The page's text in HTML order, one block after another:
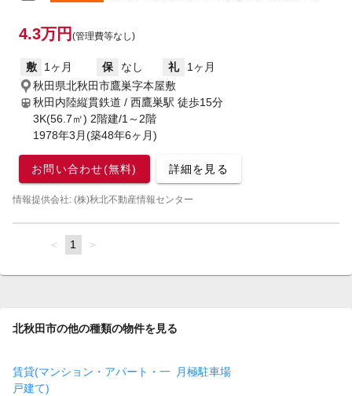
4.3万円 (管理費等なし)
敷 1ヶ月 保 なし 礼
1ヶ月
秋田県北秋田市鷹巣字本屋敷
秋田内陸縦貫鉄道 / 西鷹巣駅 徒歩15分
3K(56.7㎡) 2階建/1～2階
1978年3月(築48年6ヶ月)
お問い合わせ(無料) 詳細を見る
情報提供会社: (株)秋北不動産情報センター
page
You're
page
1 page
北秋田市の他の種類の物件を見る
賃貸(マンション・アパート・一
戸建て)
月極駐車場